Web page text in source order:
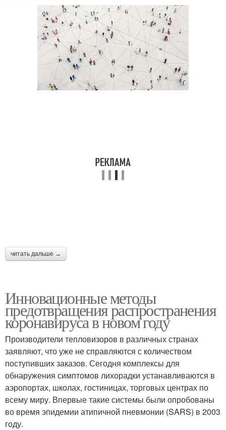
читать дальше →
Инновационные методы
предотвращения распространения
коронавируса в новом году
Производители тепловизоров в различных странах
заявляют, что уже не справляются с количеством
поступивших заказов. Сегодня комплексы для
обнаружения симптомов лихорадки устанавливаются в
аэропортах, школах, гостиницах, торговых центрах по
всему миру. Впервые такие системы были опробованы
во время эпидемии атипичной пневмонии (SARS) в 2003
году.